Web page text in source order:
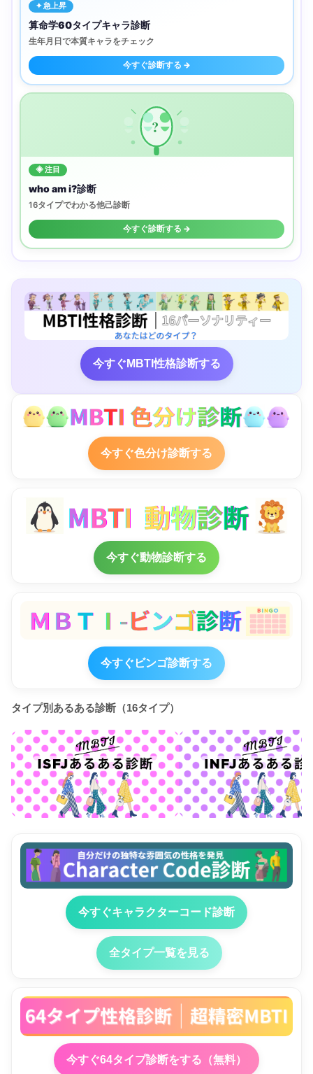
✦ 急上昇
算命学60タイプキャラ診断
生年月日で本質キャラをチェック
今すぐ診断する →
?
◈ 注目
who am i?診断
16タイプでわかる他己診断
今すぐ診断する →
今すぐMBTI性格診断する
今すぐ色分け診断する
今すぐ動物診断する
今すぐビンゴ診断する
タイプ別あるある診断（16タイプ）
今すぐキャラクターコード診断
全タイプ一覧を見る
今すぐ64タイプ診断をする（無料）